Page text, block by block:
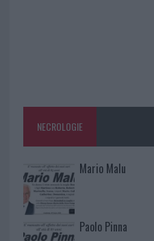
NECROLOGIE
Mario Malu
Paolo Pinna